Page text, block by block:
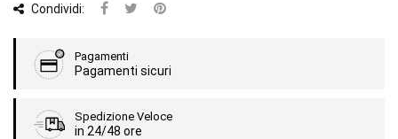
Condividi:
Pagamenti
Pagamenti sicuri
Spedizione Veloce
in 24/48 ore